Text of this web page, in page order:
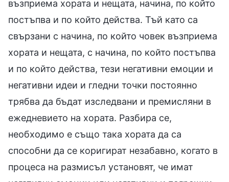
възприема хората и нещата, начина, по който
постъпва и по който действа. Тъй като са
свързани с начина, по който човек възприема
хората и нещата, с начина, по който постъпва
и по който действа, тези негативни емоции и
негативни идеи и гледни точки постоянно
трябва да бъдат изследвани и премисляни в
ежедневието на хората. Разбира се,
необходимо е също така хората да са
способни да се коригират незабавно, когато в
процеса на размисъл установят, че имат